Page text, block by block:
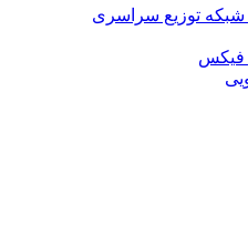
شبکه توزیع سراسری
فیکس